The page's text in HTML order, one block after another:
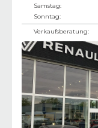
Samstag:
Sonntag:
Verkaufsberatung: